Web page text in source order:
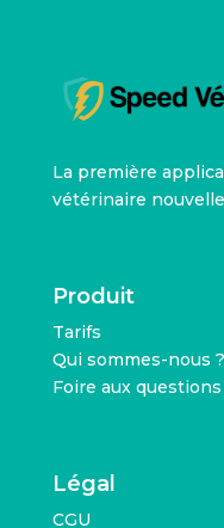
La première
vétérinaire
Produit
Tarifs
Qui sommes-nous ?
Foire aux questions
Légal
CGU